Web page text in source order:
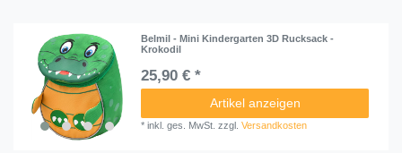
Belmil - Mini Kindergarten 3D Rucksack -
Krokodil
25,90 € *
Artikel anzeigen
*inkl. ges. MwSt. zzgl.Versandkosten